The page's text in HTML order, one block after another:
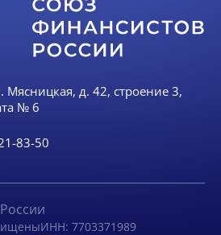
Мясницкая, д. 42, строение 3,
№ 6
83-50
ИНН: 7703371989